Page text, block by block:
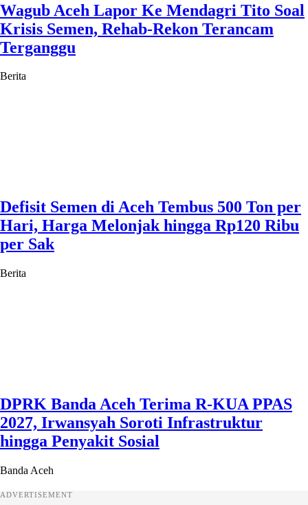
Wagub Aceh Lapor Ke Mendagri Tito Soal
Krisis Semen, Rehab-Rekon Terancam
Terganggu
Berita
Defisit Semen di Aceh Tembus 500 Ton per
Hari, Harga Melonjak hingga Rp120 Ribu
per Sak
Berita
DPRK Banda Aceh Terima R-KUA PPAS
2027, Irwansyah Soroti Infrastruktur
hingga Penyakit Sosial
Banda Aceh
ADVERTISEMENT